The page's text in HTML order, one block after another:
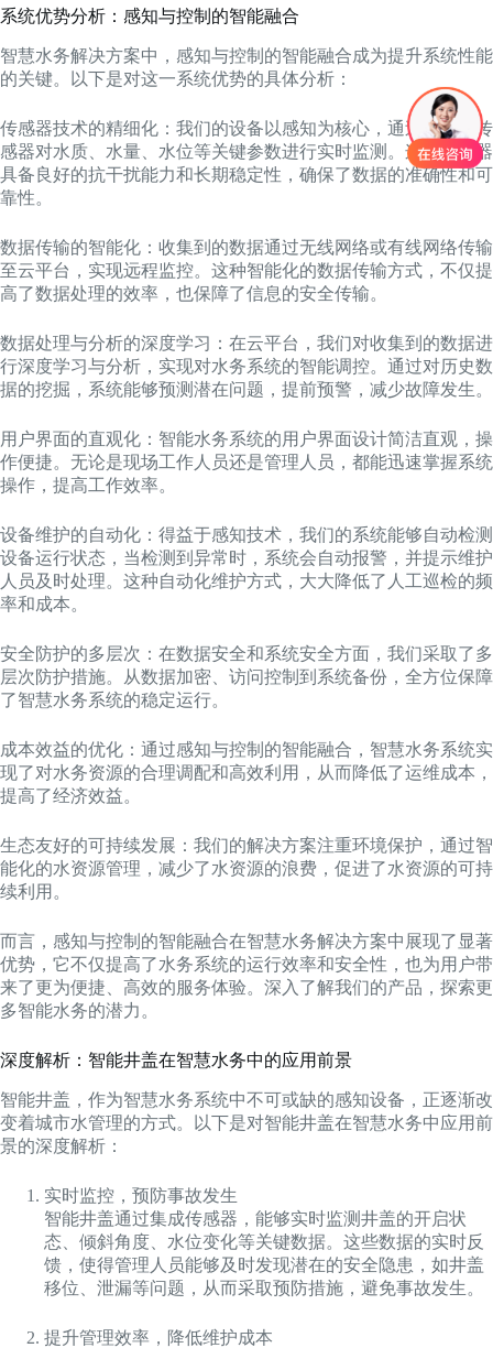
系统优势分析：感知与控制的智能融合
智慧水务解决方案中，感知与控制的智能融合成为提升系统性能
的关键。以下是对这一系统优势的具体分析：
传感器技术的精细化：我们的设备以感知为核心，通过高精度传
感器对水质、水量、水位等关键参数进行实时监测。这些传感器
具备良好的抗干扰能力和长期稳定性，确保了数据的准确性和可
靠性。
数据传输的智能化：收集到的数据通过无线网络或有线网络传输
至云平台，实现远程监控。这种智能化的数据传输方式，不仅提
高了数据处理的效率，也保障了信息的安全传输。
数据处理与分析的深度学习：在云平台，我们对收集到的数据进
行深度学习与分析，实现对水务系统的智能调控。通过对历史数
据的挖掘，系统能够预测潜在问题，提前预警，减少故障发生。
用户界面的直观化：智能水务系统的用户界面设计简洁直观，操
作便捷。无论是现场工作人员还是管理人员，都能迅速掌握系统
操作，提高工作效率。
设备维护的自动化：得益于感知技术，我们的系统能够自动检测
设备运行状态，当检测到异常时，系统会自动报警，并提示维护
人员及时处理。这种自动化维护方式，大大降低了人工巡检的频
率和成本。
安全防护的多层次：在数据安全和系统安全方面，我们采取了多
层次防护措施。从数据加密、访问控制到系统备份，全方位保障
了智慧水务系统的稳定运行。
成本效益的优化：通过感知与控制的智能融合，智慧水务系统实
现了对水务资源的合理调配和高效利用，从而降低了运维成本，
提高了经济效益。
生态友好的可持续发展：我们的解决方案注重环境保护，通过智
能化的水资源管理，减少了水资源的浪费，促进了水资源的可持
续利用。
而言，感知与控制的智能融合在智慧水务解决方案中展现了显著
优势，它不仅提高了水务系统的运行效率和安全性，也为用户带
来了更为便捷、高效的服务体验。深入了解我们的产品，探索更
多智能水务的潜力。
深度解析：智能井盖在智慧水务中的应用前景
智能井盖，作为智慧水务系统中不可或缺的感知设备，正逐渐改
变着城市水管理的方式。以下是对智能井盖在智慧水务中应用前
景的深度解析：
实时监控，预防事故发生
智能井盖通过集成传感器，能够实时监测井盖的开启状
态、倾斜角度、水位变化等关键数据。这些数据的实时反
馈，使得管理人员能够及时发现潜在的安全隐患，如井盖
移位、泄漏等问题，从而采取预防措施，避免事故发生。
提升管理效率，降低维护成本